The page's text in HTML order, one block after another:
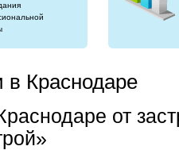
в Краснодаре
от